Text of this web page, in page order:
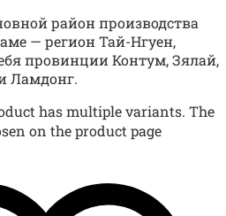
район производства
— регион Тай-Нгуен,
провинции Контум, Зялай,
Ламдонг.
has multiple variants. The
on the product page